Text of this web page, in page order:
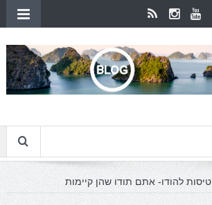
טיסות להודו- אתם תודו שהן קיימות